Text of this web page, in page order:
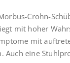
Crohn-
mit hoher
mit
Auch eine